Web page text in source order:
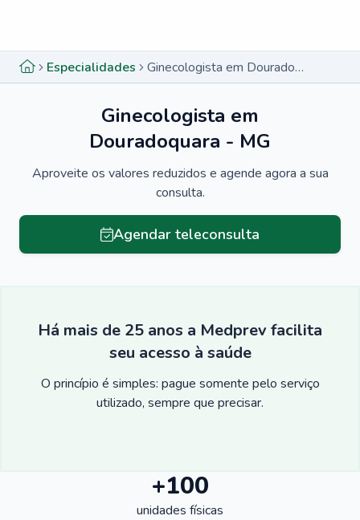
Especialidades Ginecologista em Douradoquara - MG
Ginecologista em
Douradoquara - MG
Aproveite os valores reduzidos e agende agora a sua
consulta.
Agendar teleconsulta
Há mais de 25 anos a Medprev facilita
seu acesso à saúde
O princípio é simples: pague somente pelo serviço
utilizado, sempre que precisar.
+100
unidades físicas